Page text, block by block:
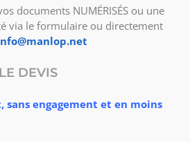
documents NUMÉRISÉS ou une
via le formulaire ou directement
DEVIS
engagement et en moins